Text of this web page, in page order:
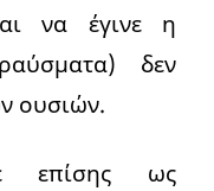
να έγινε η
δεν
ουσιών.
επίσης ως